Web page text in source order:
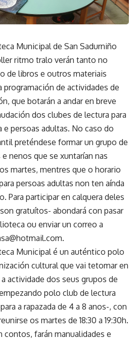
Municipal de San Sadurniño
ritmo tralo verán tanto no
de libros e outros materiais
programación de actividades de
que botarán a andar en breve
dos clubes de lectura para
e persoas adultas. No caso do
preténdese formar un grupo de
e nenos que se xuntarían nas
martes, mentres que o horario
persoas adultas non ten aínda
Para participar en calquera deles
gratuítos- abondará con pasar
ou enviar un correo a
Municipal é un auténtico polo
cultural que vai tetomar en
actividade dos seus grupos de
polo club de lectura
a rapazada de 4 a 8 anos-, con
os martes de 18:30 a 19:30h.
contos, farán manualidades e